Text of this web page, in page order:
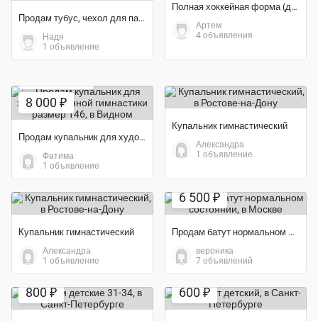
Продам тубус, чехол для палочки для художественной гимнастик
Надя
1 объявление
Полная хоккейная форма (детская)
Артем
4 объявления
8 000 ₽
Продам купальник для художественной гимнастики размер 146
Фатима
1 объявление
Купальник гимнастический
Александра
1 объявление
Купальник гимнастический
Александра
1 объявление
6 500 ₽
Продам батут нормальном состоянии
вероника
7 объявлений
800 ₽ 600 ₽